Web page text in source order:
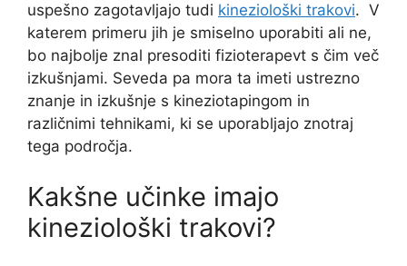
uspešno zagotavljajo tudi kineziološki trakovi. V
katerem primeru jih je smiselno uporabiti ali ne,
bo najbolje znal presoditi fizioterapevt s čim več
izkušnjami. Seveda pa mora ta imeti ustrezno
znanje in izkušnje s kineziotapingom in
različnimi tehnikami, ki se uporabljajo znotraj
tega področja.
Kakšne učinke imajo
kineziološki trakovi?